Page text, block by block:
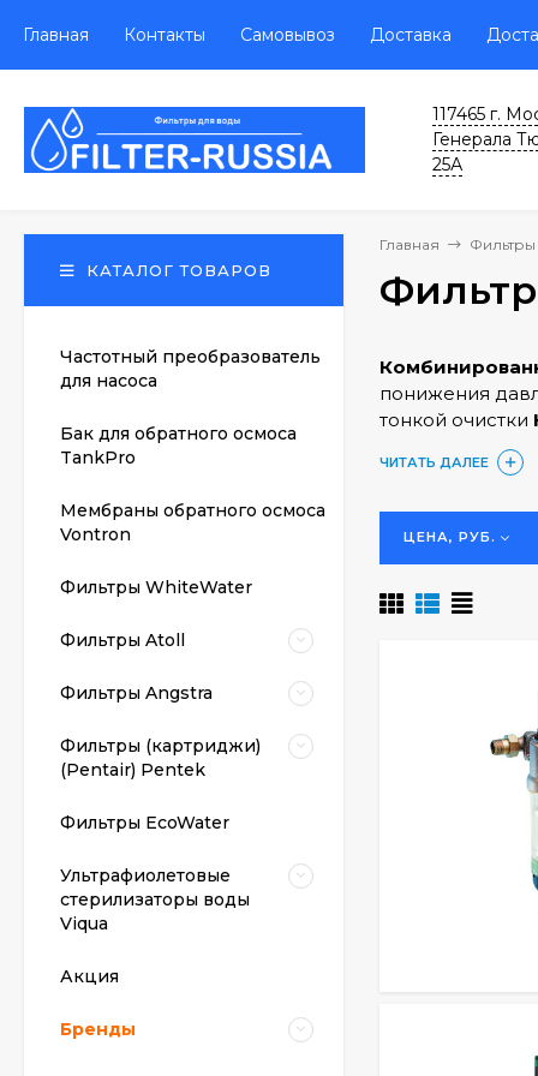
Главная Контакты Самовывоз Доставка
117465 г.
Генерала
25А
Главная Фильтры
понижения
тонкой очистки
песчинок.
расход воды.
действующих
вертикальных
Кольцо-
Легко может
байонетного
ЧИТАТЬ ДАЛЕЕ
ЦЕНА, РУБ.
КАТАЛОГ ТОВАРОВ
Частотный преобразователь
для насоса
Бак для обратного осмоса
TankPro
Мембраны обратного осмоса
Vontron
Фильтры WhiteWater
Фильтры Atoll
Фильтры Angstra
Фильтры (картриджи)
(Pentair) Pentek
Фильтры EcoWater
Ультрафиолетовые
стерилизаторы воды
Viqua
Акция
Бренды